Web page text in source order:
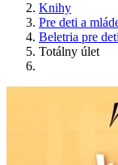
Knihy
Pre deti a
Beletria pre deti
Totálny úlet